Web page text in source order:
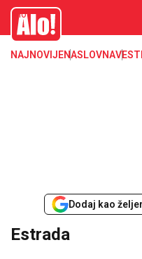
Estrada, poznati, VIP
Alo
NAJNOVIJENASLOVNAVESTI
Dodaj kao
Estrada